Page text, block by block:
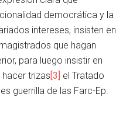
democrática y la
intereses, insisten en
que hagan
para luego insistir en
trizas[3] el Tratado
guerrilla de las Farc-Ep.